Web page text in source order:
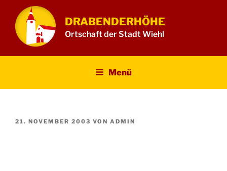
Inhalt
springen
DRABENDERHÖHE
Ortschaft der Stadt Wiehl
Menü
VERÖFFENTLICHT
21. NOVEMBER 2003 VON ADMIN